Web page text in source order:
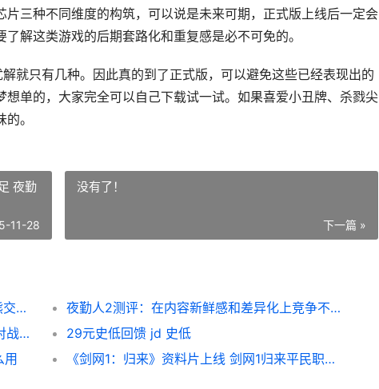
三种不同维度的构筑，可以说是未来可期，正式版上线后一定会
解这类游戏的后期套路化和重复感是必不可免的。
就只有几种。因此真的到了正式版，可以避免这些已经表现出的
单的，大家完全可以自己下载试一试。如果喜爱小丑牌、杀戮尖
。
夜勤
11-28
没有了！
下一篇 »
浣熊推币机测评：深度不够但爽感爆棚 浣熊交易吧
夜勤人2测评：在内容新鲜感和差异化上竞争不足 夜勤人值得买吗
KK官方对战平台战令S28星辉骑士 kk官方对战平台gg全能王挑战赛启幕
29元史低回馈 jd 史低
用
《剑网1：归来》资料片上线 剑网1归来平民职业推荐